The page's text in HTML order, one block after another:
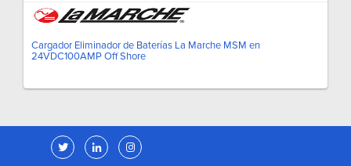
Cargador Eliminador de Baterías La Marche MSM en
24VDC100AMP Off Shore